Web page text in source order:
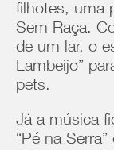
filhotes, uma
Sem Raça.
de um lar, o
Lambeijo”
pets.
Já a música
“Pé na